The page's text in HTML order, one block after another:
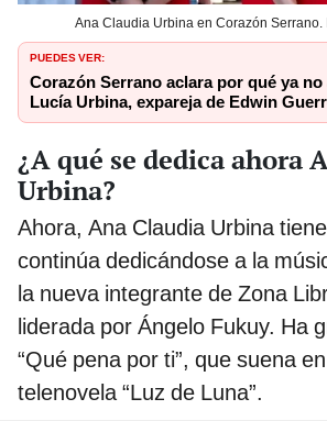
Ana Claudia Urbina en Corazón Serrano.
PUEDES VER:
Corazón Serrano aclara por qué ya no
Lucía Urbina, expareja de Edwin
¿A qué se dedica ahora
Urbina?
Ahora, Ana Claudia Urbina
continúa dedicándose a la
la nueva integrante de Zona
liderada por Ángelo Fukuy. Ha
“Qué pena por ti”, que suena
telenovela “Luz de Luna”.